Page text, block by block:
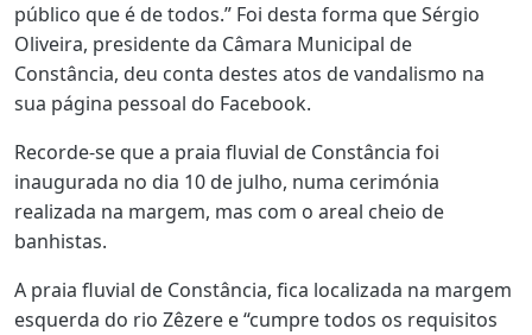
público que é de todos.” Foi desta forma que Sérgio
Oliveira, presidente da Câmara Municipal de
Constância, deu conta destes atos de vandalismo na
sua página pessoal do Facebook.
Recorde-se que a praia fluvial de Constância foi
inaugurada no dia 10 de julho, numa cerimónia
realizada na margem, mas com o areal cheio de
banhistas.
A praia fluvial de Constância, fica localizada na margem
esquerda do rio Zêzere e “cumpre todos os requisitos